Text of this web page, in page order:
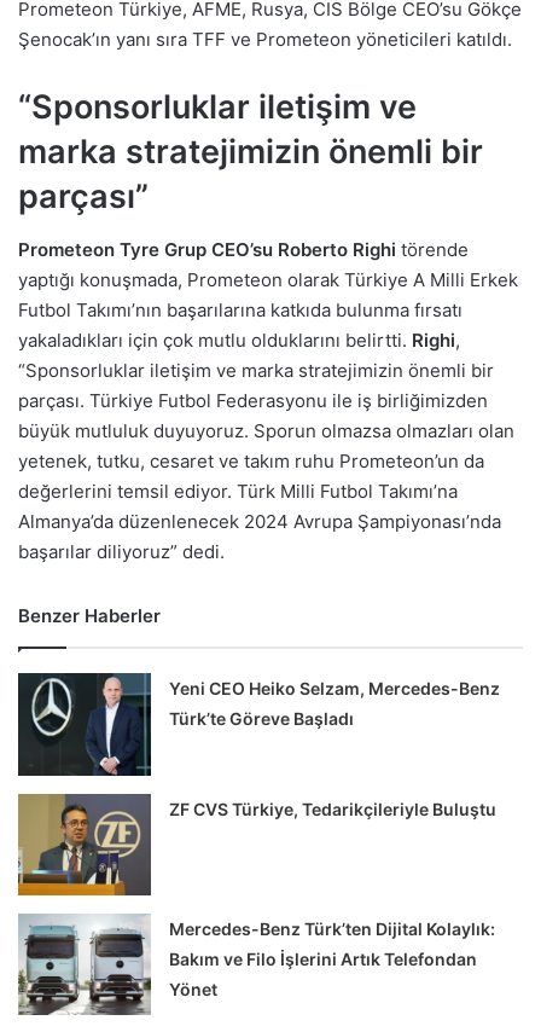
Prometeon Türkiye, AFME, Rusya, CIS Bölge CEO’su Gökçe
Şenocak’ın yanı sıra TFF ve Prometeon yöneticileri katıldı.
“Sponsorluklar iletişim ve
marka stratejimizin önemli bir
parçası”
Prometeon Tyre Grup CEO’su Roberto Righi törende
yaptığı konuşmada, Prometeon olarak Türkiye A Milli Erkek
Futbol Takımı’nın başarılarına katkıda bulunma fırsatı
yakaladıkları için çok mutlu olduklarını belirtti. Righi,
“Sponsorluklar iletişim ve marka stratejimizin önemli bir
parçası. Türkiye Futbol Federasyonu ile iş birliğimizden
büyük mutluluk duyuyoruz. Sporun olmazsa olmazları olan
yetenek, tutku, cesaret ve takım ruhu Prometeon’un da
değerlerini temsil ediyor. Türk Milli Futbol Takımı’na
Almanya’da düzenlenecek 2024 Avrupa Şampiyonası’nda
başarılar diliyoruz” dedi.
Benzer Haberler
Yeni CEO Heiko Selzam, Mercedes-Benz
Türk’te Göreve Başladı
ZF CVS Türkiye, Tedarikçileriyle Buluştu
Mercedes-Benz Türk’ten Dijital Kolaylık:
Bakım ve Filo İşlerini Artık Telefondan
Yönet